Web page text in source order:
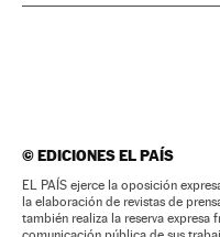
©EDICIONES EL PAÍS
EL PAÍS ejerce la oposición
la elaboración de revistas de
también realiza la reserva